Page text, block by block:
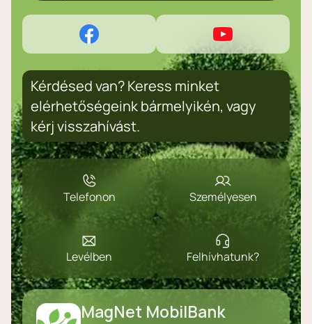
Kérdésed van? Keress minket
elérhetőségeink bármelyikén, vagy
kérj visszahívást.
Telefonon Személyesen
Levélben Felhívhatunk?
MagNet MobilBank